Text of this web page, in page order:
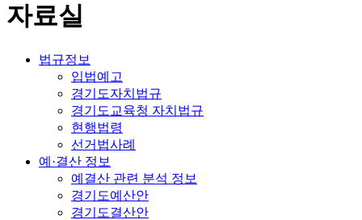
자료실
법규정보
입법예고
경기도자치법규
경기도교육청 자치법규
현행법령
선거법사례
예·결산 정보
예결산 관련 분석 정보
경기도예산안
경기도결산안